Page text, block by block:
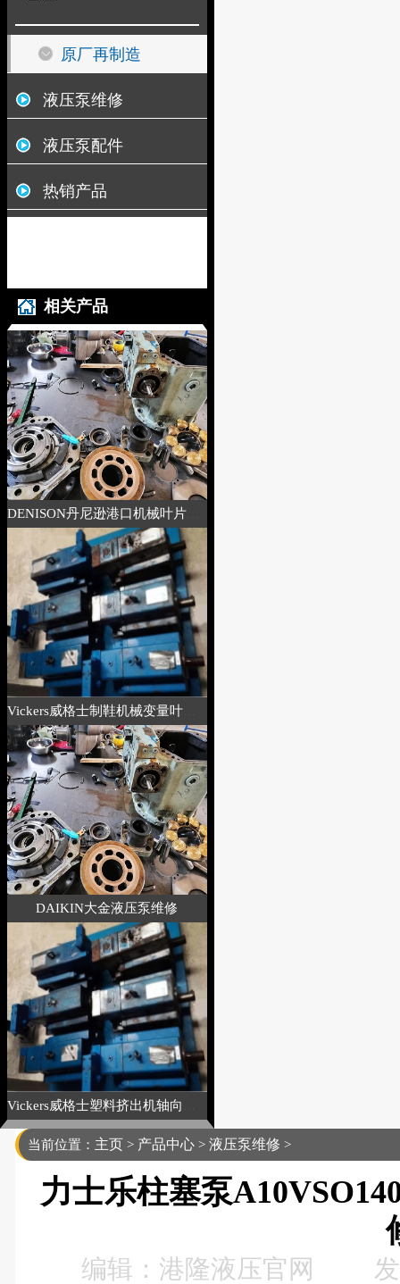
原厂再制造
液压泵维修
液压泵配件
热销产品
相关产品
DAIKIN大金液压泵维修
当前位置： 主页 > 产品中心 > 液压泵维修 >
力士乐柱塞泵
编辑：港隆液压官网